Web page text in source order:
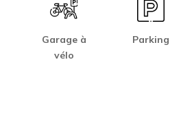
Garage à
vélo
Parking